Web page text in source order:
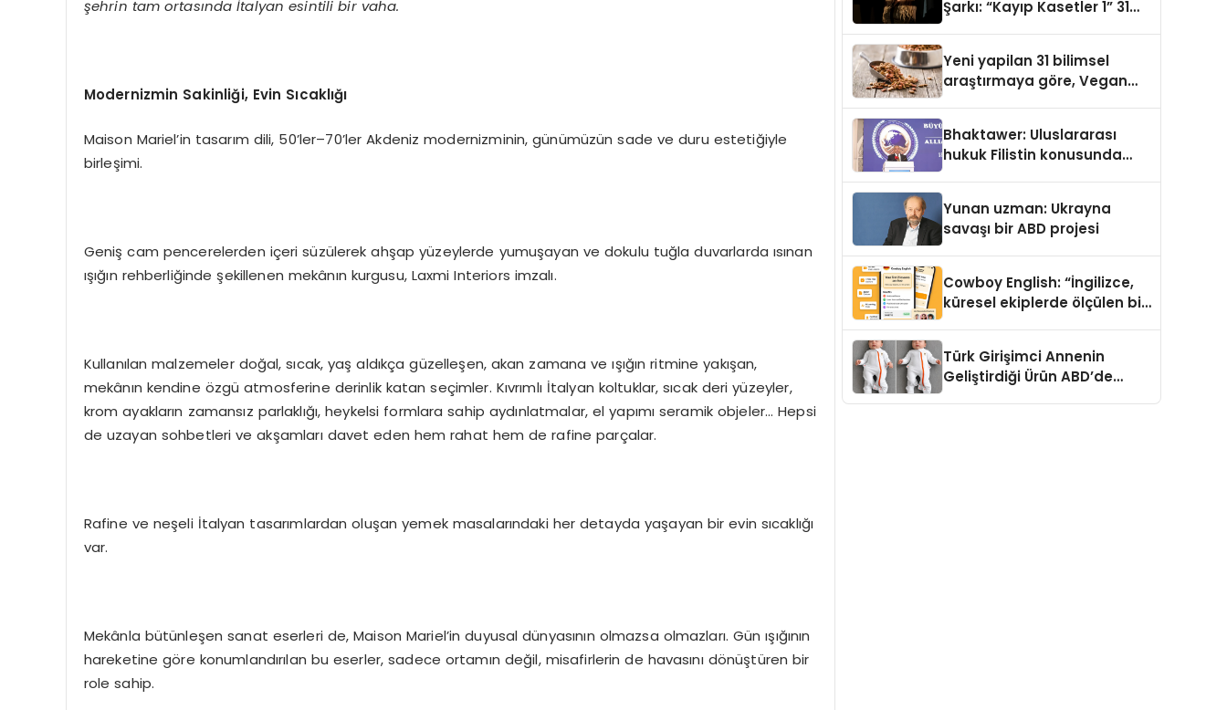
şehrin tam ortasındaİtalyan esintili bir vaha.
Modernizmin Sakinliği, Evin Sıcaklığı
Maison Mariel’in tasarım dili, 50’ler–70’ler Akdeniz modernizminin, günümüzün sade ve duru estetiğiyle
birleşimi.
Geniş cam pencerelerden içeri süzülerek ahşap yüzeylerde yumuşayan ve dokulu tuğla duvarlarda ısınan
ışığın rehberliğinde şekillenen mekânın kurgusu, Laxmi Interiors imzalı.
Kullanılan malzemeler doğal, sıcak, yaş aldıkça güzelleşen, akan zamana ve ışığın ritmine yakışan,
mekânın kendine özgü atmosferine derinlik katan seçimler. Kıvrımlı İtalyan koltuklar, sıcak deri yüzeyler,
krom ayakların zamansız parlaklığı, heykelsi formlara sahip aydınlatmalar, el yapımı seramik objeler… Hepsi
de uzayan sohbetleri ve akşamları davet eden hem rahat hem de rafine parçalar.
Rafine ve neşeli İtalyan tasarımlardan oluşan yemek masalarındaki her detayda yaşayan bir evin sıcaklığı
var.
Mekânla bütünleşen sanat eserleri de, Maison Mariel’in duyusal dünyasının olmazsa olmazları. Gün ışığının
hareketine göre konumlandırılan bu eserler, sadece ortamın değil, misafirlerin de havasını dönüştüren bir
role sahip.
Şarkı: “Kayıp Kasetler 1” 31
Yeni yapilan 31 bilimsel
araştırmaya göre, Vegan
Sindirildiğini Ortaya Koydu
Bhaktawer: Uluslararası
hukuk Filistin konusunda
Yunan uzman: Ukrayna
savaşı bir ABD projesi
Cowboy English: “İngilizce,
küresel ekiplerde ölçülen bir
Türk Girişimci Annenin
Geliştirdiği Ürün ABD’de